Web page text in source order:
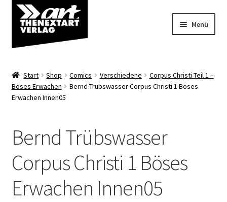
Zur
Navigation
springen
Zum
Inhalt
springen
Menü
Shop
Start Shop Comics Verschiedene
Corpus Christi Teil 1 –
Böses Erwachen
Bernd Trübswasser Corpus Christi 1 Böses
Erwachen Innen05
Bernd Trübswasser
Corpus Christi 1 Böses
Erwachen Innen05